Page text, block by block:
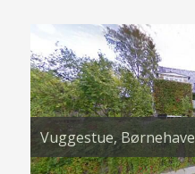
Vuggestue, Børnehave